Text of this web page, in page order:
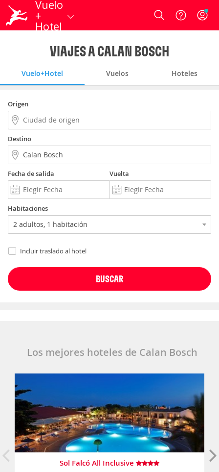
Vuelo
+
Hotel
Login
VIAJES A CALAN BOSCH
Vuelo+Hotel Vuelos Hoteles
Origen
Destino
Fecha de salida Vuelta
Habitaciones
Incluir traslado al hotel
Los mejores hoteles de Calan Bosch
Sol Falcó All Inclusive